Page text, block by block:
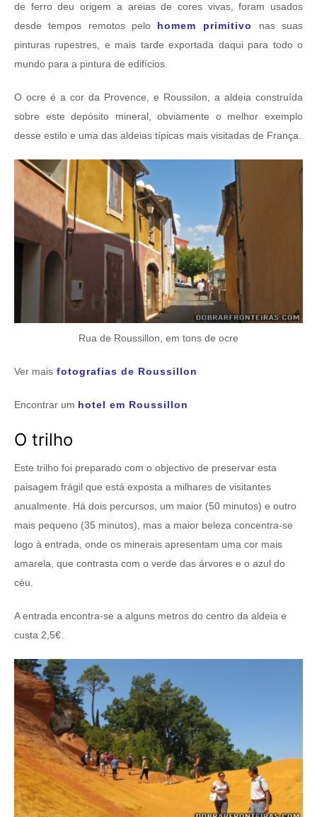
de ferro deu origem a areias de cores vivas, foram usados
desde tempos remotos pelo homem primitivo
nas suas
pinturas rupestres, e mais tarde exportada daqui para todo o
mundo para a pintura de edifícios.
O ocre é a cor da Provence, e Roussilon, a aldeia construída
sobre este depósito mineral, obviamente o melhor exemplo
desse estilo e uma das aldeias típicas mais visitadas de França.
Rua de Roussillon, em tons de ocre
Ver mais fotografias de Roussillon
Encontrar um hotel em Roussillon
O trilho
Este trilho foi preparado com o objectivo de preservar esta
paisagem frágil que está exposta a milhares de visitantes
anualmente. Há dois percursos, um maior (50 minutos) e outro
mais pequeno (35 minutos), mas a maior beleza concentra-se
logo à entrada, onde os minerais apresentam uma cor mais
amarela, que contrasta com o verde das árvores e o azul do
céu.
A entrada encontra-se a alguns metros do centro da aldeia e
custa 2,5€.